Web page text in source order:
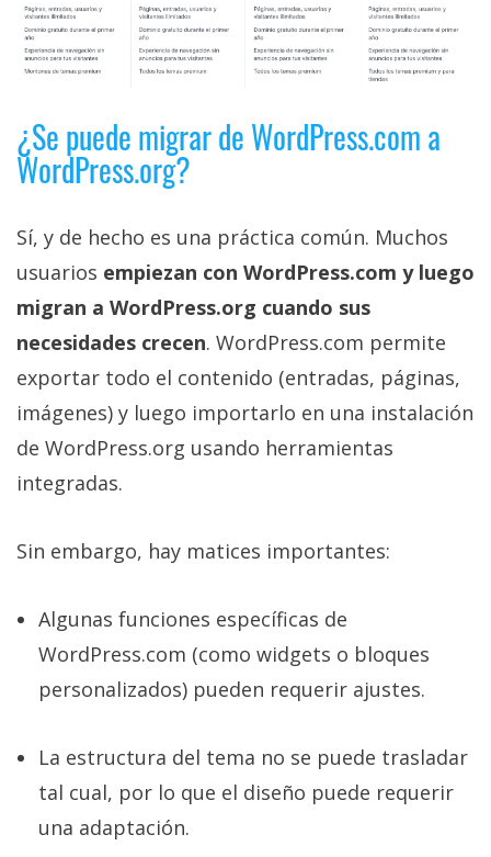
¿Se puede migrar de WordPress.com a
WordPress.org?
Sí, y de hecho es una práctica común. Muchos
usuarios empiezan con WordPress.com y luego
migran a WordPress.org cuando sus
necesidades crecen. WordPress.com permite
exportar todo el contenido (entradas, páginas,
imágenes) y luego importarlo en una instalación
de WordPress.org usando herramientas
integradas.
Sin embargo, hay matices importantes:
Algunas funciones específicas de
WordPress.com (como widgets o bloques
personalizados) pueden requerir ajustes.
La estructura del tema no se puede trasladar
tal cual, por lo que el diseño puede requerir
una adaptación.